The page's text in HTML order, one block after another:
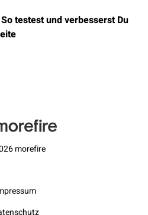
testest und verbesserst Du
morefire